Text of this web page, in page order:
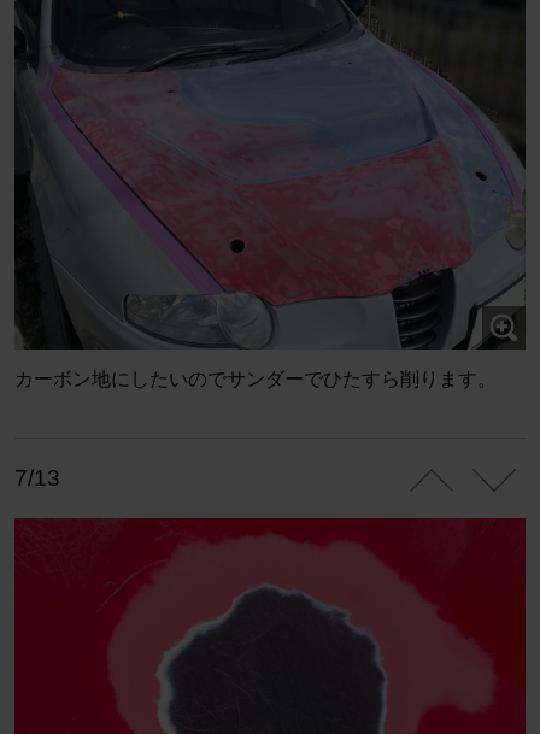
カーボン地にしたいのでサンダーでひたすら削ります。
7/13